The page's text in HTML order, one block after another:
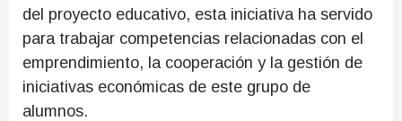
del proyecto educativo, esta iniciativa ha servido
para trabajar competencias relacionadas con el
emprendimiento, la cooperación y la gestión de
iniciativas económicas de este grupo de
alumnos.